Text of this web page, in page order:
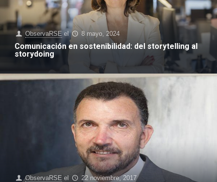
ObservaRSE el 8 mayo, 2024
Comunicación en sostenibilidad: del storytelling al
storydoing
ObservaRSE el 22 noviembre, 2017